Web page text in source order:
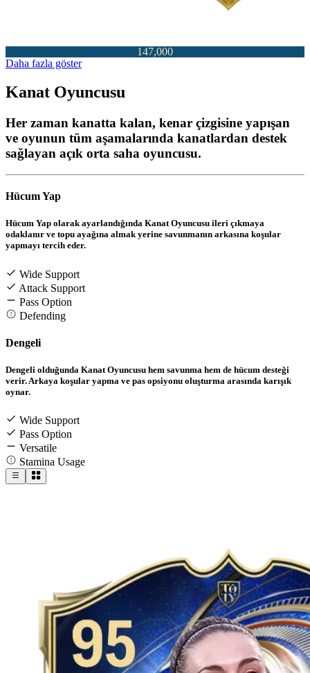
147,000
Daha fazla göster
Kanat Oyuncusu
Her zaman kanatta kalan, kenar çizgisine yapışan
ve oyunun tüm aşamalarında kanatlardan destek
sağlayan açık orta saha oyuncusu.
Hücum Yap
Hücum Yap olarak ayarlandığında Kanat Oyuncusu ileri çıkmaya
odaklanır ve topu ayağına almak yerine savunmanın arkasına koşular
yapmayı tercih eder.
Wide Support
Attack Support
Pass Option
Defending
Dengeli
Dengeli olduğunda Kanat Oyuncusu hem savunma hem de hücum desteği
verir. Arkaya koşular yapma ve pas opsiyonu oluşturma arasında karışık
oynar.
Wide Support
Pass Option
Versatile
Stamina Usage